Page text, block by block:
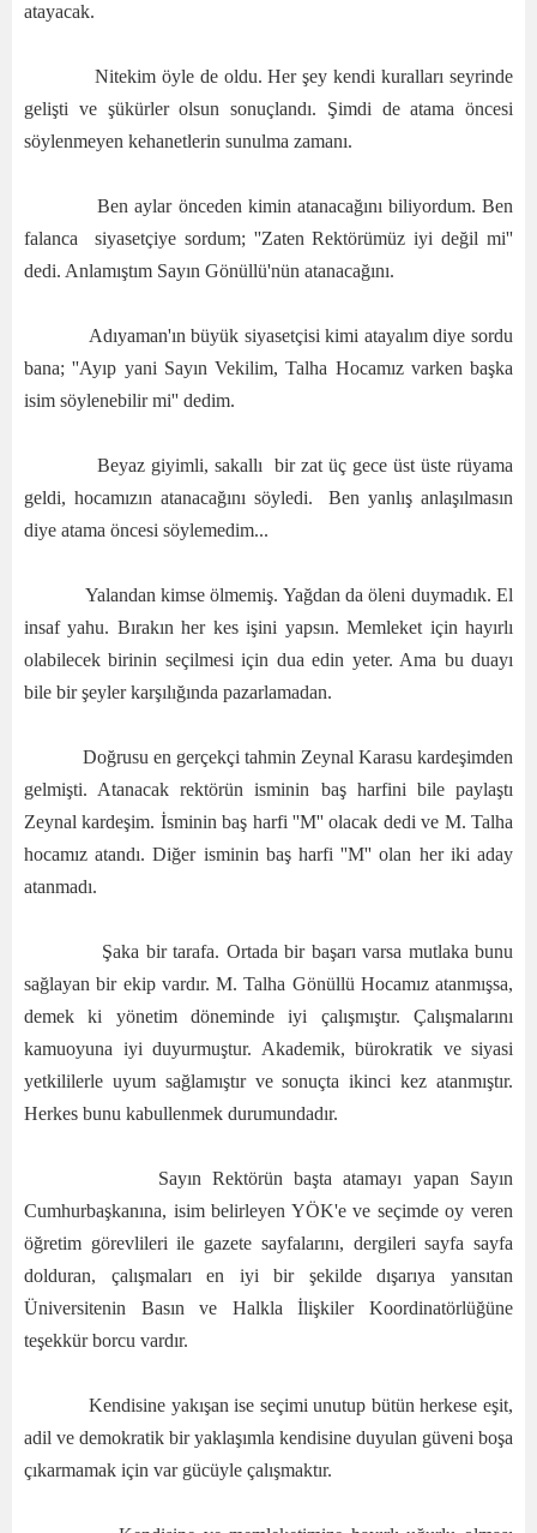
atayacak.
Nitekim öyle de oldu. Her şey kendi kuralları seyrinde
gelişti ve şükürler olsun sonuçlandı. Şimdi de atama öncesi
söylenmeyen kehanetlerin sunulma zamanı.
Ben aylar önceden kimin atanacağını biliyordum. Ben
falanca siyasetçiye sordum; ''Zaten Rektörümüz iyi değil mi''
dedi. Anlamıştım Sayın Gönüllü'nün atanacağını.
Adıyaman'ın büyük siyasetçisi kimi atayalım diye sordu
bana; ''Ayıp yani Sayın Vekilim, Talha Hocamız varken başka
isim söylenebilir mi'' dedim.
Beyaz giyimli, sakallı bir zat üç gece üst üste rüyama
geldi, hocamızın atanacağını söyledi. Ben yanlış anlaşılmasın
diye atama öncesi söylemedim...
Yalandan kimse ölmemiş. Yağdan da öleni duymadık. El
insaf yahu. Bırakın her kes işini yapsın. Memleket için hayırlı
olabilecek birinin seçilmesi için dua edin yeter. Ama bu duayı
bile bir şeyler karşılığında pazarlamadan.
Doğrusu en gerçekçi tahmin Zeynal Karasu kardeşimden
gelmişti. Atanacak rektörün isminin baş harfini bile paylaştı
Zeynal kardeşim. İsminin baş harfi ''M'' olacak dedi ve M. Talha
hocamız atandı. Diğer isminin baş harfi ''M'' olan her iki aday
atanmadı.
Şaka bir tarafa. Ortada bir başarı varsa mutlaka bunu
sağlayan bir ekip vardır. M. Talha Gönüllü Hocamız atanmışsa,
demek ki yönetim döneminde iyi çalışmıştır. Çalışmalarını
kamuoyuna iyi duyurmuştur. Akademik, bürokratik ve siyasi
yetkililerle uyum sağlamıştır ve sonuçta ikinci kez atanmıştır.
Herkes bunu kabullenmek durumundadır.
Sayın Rektörün başta atamayı yapan Sayın
Cumhurbaşkanına, isim belirleyen YÖK'e ve seçimde oy veren
öğretim görevlileri ile gazete sayfalarını, dergileri sayfa sayfa
dolduran, çalışmaları en iyi bir şekilde dışarıya yansıtan
Üniversitenin Basın ve Halkla İlişkiler Koordinatörlüğüne
teşekkür borcu vardır.
Kendisine yakışan ise seçimi unutup bütün herkese eşit,
adil ve demokratik bir yaklaşımla kendisine duyulan güveni boşa
çıkarmamak için var gücüyle çalışmaktır.